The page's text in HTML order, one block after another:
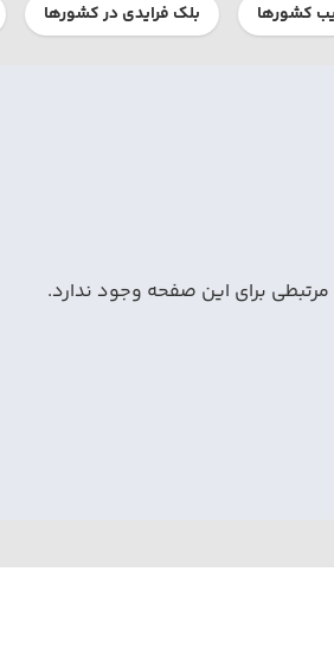
کشورها بلک فرایدی در کشورها
برای این صفحه وجود ندارد.